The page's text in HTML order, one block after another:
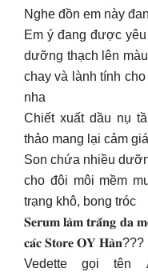
Nghe đồn em này
Em ý đang được
dưỡng thạch lên
chay và lành tính
nha
Chiết xuất dầu nụ
thảo mang lại cảm
Son chứa nhiều
cho đôi môi mềm
trạng khô, bong tróc
𝐒𝐞𝐫𝐮𝐦 𝐥𝐚̀𝐦 𝐭𝐫𝐚̆́𝐧𝐠 𝐝𝐚
𝐜𝐚́𝐜 𝐒𝐭𝐨𝐫𝐞 𝐎𝐘 𝐇𝐚̀𝐧???
Vedette gọi tên